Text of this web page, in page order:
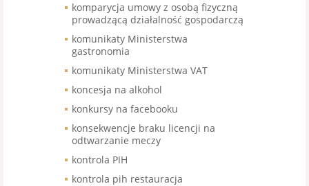
komparycja umowy z osobą fizyczną
prowadzącą działalność gospodarczą
komunikaty Ministerstwa
gastronomia
komunikaty Ministerstwa VAT
koncesja na alkohol
konkursy na facebooku
konsekwencje braku licencji na
odtwarzanie meczy
kontrola PIH
kontrola pih restauracja